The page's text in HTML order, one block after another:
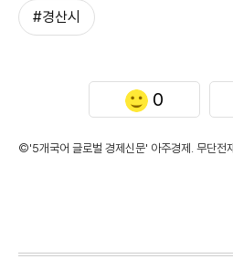
#경산시
0
©'5개국어 글로벌 경제신문' 아주경제. 무단전